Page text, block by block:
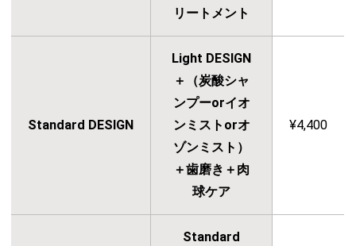
リートメント
Standard DESIGN
Light DESIGN
＋（炭酸シャ
ンプーorイオ
ンミストorオ
ゾンミスト）
＋歯磨き＋肉
球ケア
¥4,400
Standard